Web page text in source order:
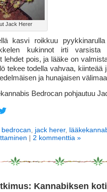
Jack Herer
kasvi roikkuu
kukinnot irti varsista
lehdet pois, ja lääke on
tekee todella vahvaa, kiinteää
ja hunajaisen
Bedrocan pohjautuu
bedrocan, jack herer,
| 2 kommenttia »
Kannabiksen